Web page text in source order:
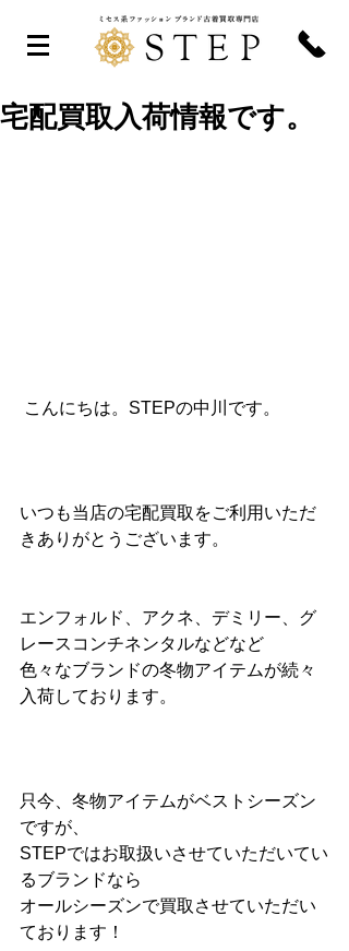
宅配買取入荷情報です。
こんにちは。STEPの中川です。
いつも当店の宅配買取をご利用いただ
きありがとうございます。
エンフォルド、アクネ、デミリー、グ
レースコンチネンタルなどなど
色々なブランドの冬物アイテムが続々
入荷しております。
只今、冬物アイテムがベストシーズン
ですが、
STEPではお取扱いさせていただいてい
るブランドなら
オールシーズンで買取させていただい
ております！